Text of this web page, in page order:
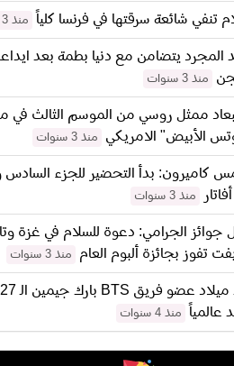
تنفي شائعة سرقتها في فرنسا كلياً منذ 3 سنوات
المجرد يتضامن مع دنيا بطمة بعد
منذ 3 سنوات
ممثل روسي من الموسم الثالث في
الأبيض" الامريكي
منذ 3 سنوات
كاميرون: بدأ التحضير للجزء السادس
منذ 3 سنوات
جوائز الجرامي: دعوة للسلام في غزة
تفوز بجائزة ألبوم العام
منذ 3 سنوات
عالمياً
منذ 4 سنوات